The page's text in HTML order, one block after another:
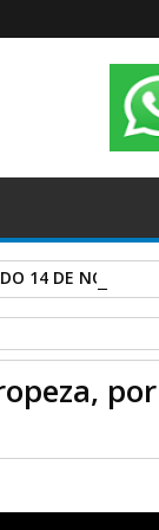
14 DE
Oropeza, por su